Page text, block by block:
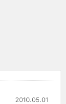
2010.05.01